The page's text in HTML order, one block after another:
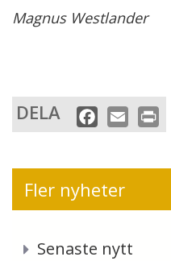
Magnus Westlander
DELA
a
b
m
r
Fler nyheter
Senaste nytt